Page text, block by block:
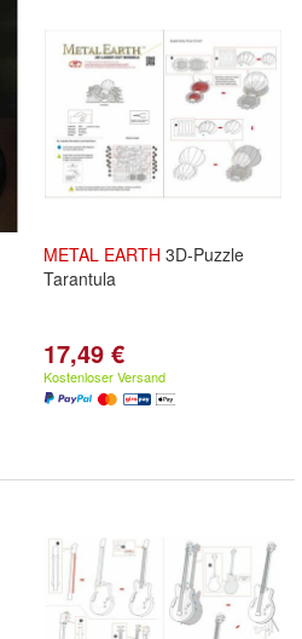
METAL EARTH 3D-Puzzle
Tarantula
17,49 €
Kostenloser Versand